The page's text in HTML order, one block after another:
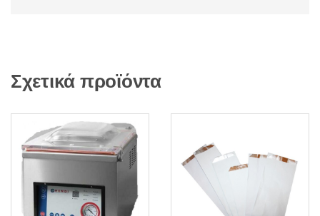
Σχετικά προϊόντα